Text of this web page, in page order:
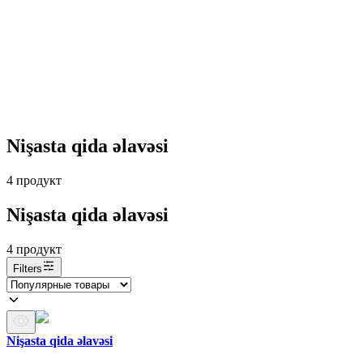
Nişasta qida əlavəsi
4 продукт
Nişasta qida əlavəsi
4 продукт
Filters
Nişasta qida əlavəsi